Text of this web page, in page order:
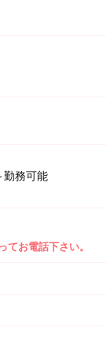
勤務可能
お電話下さい。